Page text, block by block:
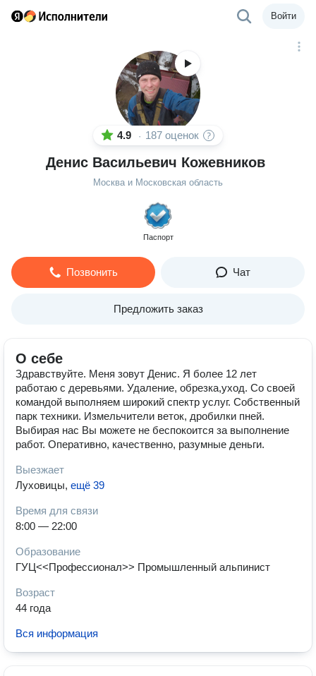
Войти
4.9 · 187 оценок
Денис Васильевич Кожевников
Москва и Московская область
Паспорт
Позвонить Чат
Предложить заказ
О себе
Здравствуйте. Меня зовут Денис. Я более 12 лет
работаю с деревьями. Удаление, обрезка,уход. Со своей
командой выполняем широкий спектр услуг. Собственный
парк техники. Измельчители веток, дробилки пней.
Выбирая нас Вы можете не беспокоится за выполнение
работ. Оперативно, качественно, разумные деньги.
Выезжает
Луховицы, ещё 39
Время для связи
8:00 — 22:00
Образование
ГУЦ<<Профессионал>> Промышленный альпинист
Возраст
44 года
Вся информация